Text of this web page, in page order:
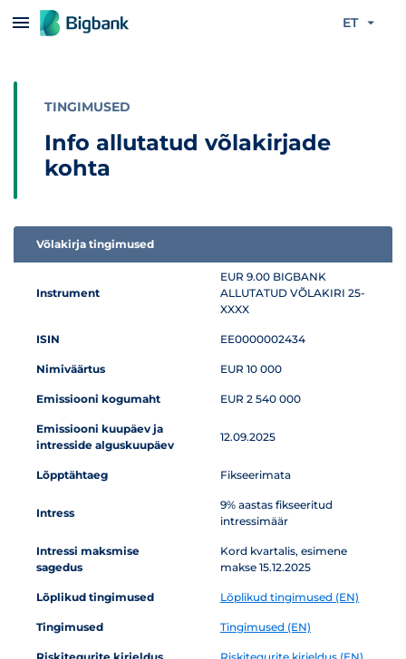
Liigu edasi põhisisu juurde ET
TINGIMUSED
Info allutatud võlakirjade
kohta
Võlakirja tingimused
Instrument
EUR 9.00 BIGBANK
ALLUTATUD VÕLAKIRI 25-
XXXX
ISIN EE0000002434
Nimiväärtus EUR 10 000
Emissiooni kogumaht EUR 2 540 000
Emissiooni kuupäev ja
intresside alguskuupäev
12.09.2025
Lõpptähtaeg Fikseerimata
Intress
9% aastas fikseeritud
intressimäär
Intressi maksmise
sagedus
Kord kvartalis, esimene
makse 15.12.2025
Lõplikud tingimused Lõplikud tingimused (EN)
Tingimused Tingimused (EN)